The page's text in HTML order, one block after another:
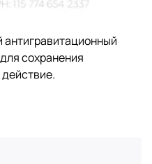
антигравитационный
сохранения